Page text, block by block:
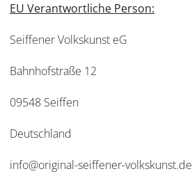
EU Verantwortliche Person:
Seiffener Volkskunst eG
Bahnhofstraße 12
09548 Seiffen
Deutschland
info@original-seiffener-volkskunst.de